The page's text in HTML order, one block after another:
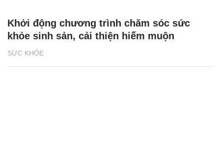
SỨC KHỎE
Khởi động chương trình chăm sóc sức
khỏe sinh sản, cải thiện hiếm muộn